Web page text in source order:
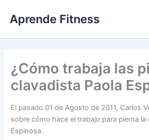
contenido
Aprende Fitness
¿Cómo trabaja las
clavadista Paola
El pasado 01 de Agosto de 2011, Carlos
sobre cómo hace el trabajo para pierna la
Espinosa.